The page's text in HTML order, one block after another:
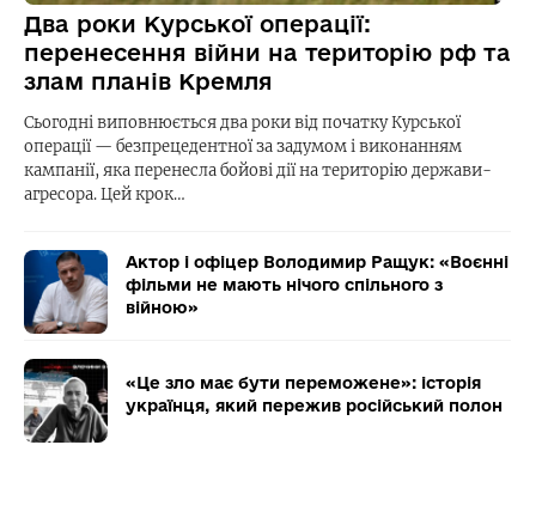
Два роки Курської операції:
перенесення війни на територію рф та
злам планів Кремля
Сьогодні виповнюється два роки від початку Курської
операції — безпрецедентної за задумом і виконанням
кампанії, яка перенесла бойові дії на територію держави-
агресора. Цей крок…
Актор і офіцер Володимир Ращук: «Воєнні
фільми не мають нічого спільного з
війною»
«Це зло має бути переможене»: історія
українця, який пережив російський полон